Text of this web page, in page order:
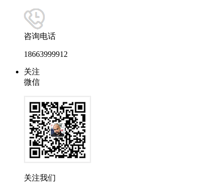
咨询电话
18663999912
关注
微信
关注我们